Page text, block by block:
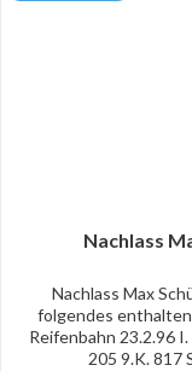
Nachlass
Nachlass Max
folgendes
Reifenbahn 23.2.96 I.
205 9.K. 817